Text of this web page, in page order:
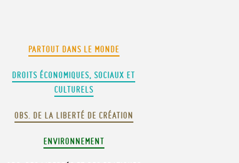
PARTOUT DANS LE MONDE
DROITS ÉCONOMIQUES, SOCIAUX ET
CULTURELS
OBS. DE LA LIBERTÉ DE CRÉATION
ENVIRONNEMENT